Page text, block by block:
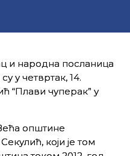
и народна посланица
у четвртак, 14.
“Плави чуперак” у
општине
који је том